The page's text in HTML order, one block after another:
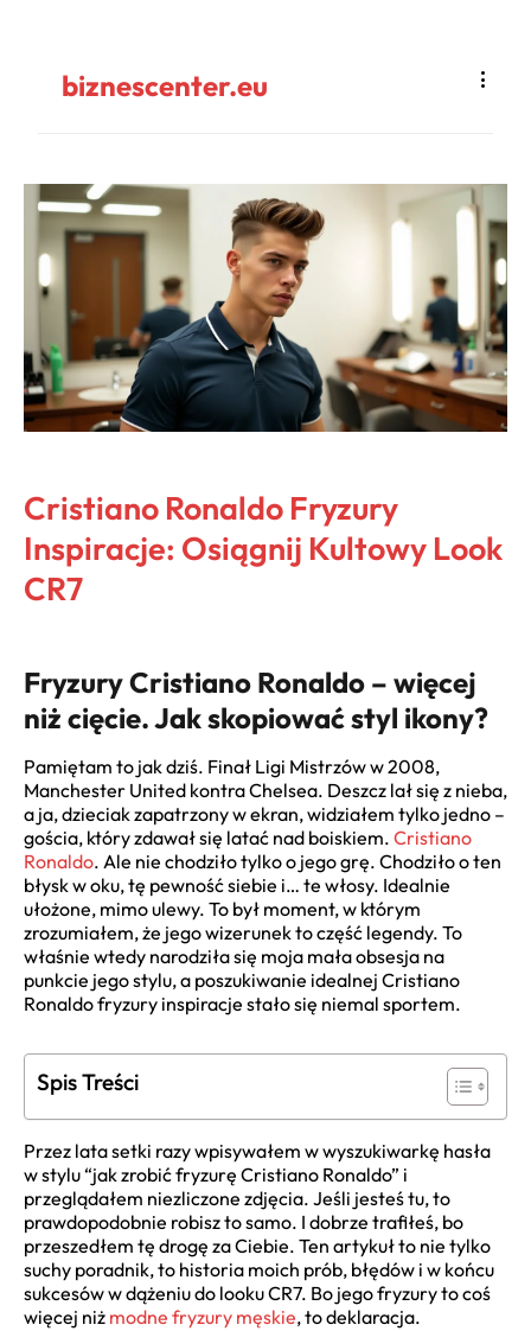
biznescenter.eu
Cristiano Ronaldo Fryzury
Inspiracje: Osiągnij Kultowy Look
CR7
Fryzury Cristiano Ronaldo – więcej
niż cięcie. Jak skopiować styl ikony?
Pamiętam to jak dziś. Finał Ligi Mistrzów w 2008,
Manchester United kontra Chelsea. Deszcz lał się z nieba,
a ja, dzieciak zapatrzony w ekran, widziałem tylko jedno –
gościa, który zdawał się latać nad boiskiem. Cristiano
Ronaldo. Ale nie chodziło tylko o jego grę. Chodziło o ten
błysk w oku, tę pewność siebie i… te włosy. Idealnie
ułożone, mimo ulewy. To był moment, w którym
zrozumiałem, że jego wizerunek to część legendy. To
właśnie wtedy narodziła się moja mała obsesja na
punkcie jego stylu, a poszukiwanie idealnej Cristiano
Ronaldo fryzury inspiracje stało się niemal sportem.
Spis Treści
Przez lata setki razy wpisywałem w wyszukiwarkę hasła
w stylu “jak zrobić fryzurę Cristiano Ronaldo” i
przeglądałem niezliczone zdjęcia. Jeśli jesteś tu, to
prawdopodobnie robisz to samo. I dobrze trafiłeś, bo
przeszedłem tę drogę za Ciebie. Ten artykuł to nie tylko
suchy poradnik, to historia moich prób, błędów i w końcu
sukcesów w dążeniu do looku CR7. Bo jego fryzury to coś
więcej niż modne fryzury męskie, to deklaracja.